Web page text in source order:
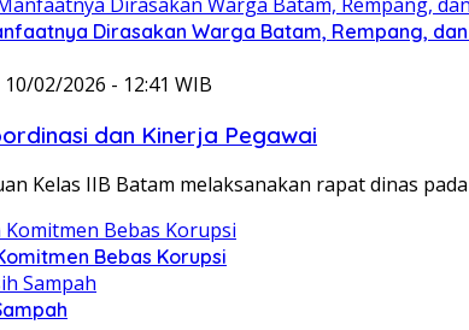
Dirasakan Warga Batam, Rempang,
10/02/2026 - 12:41 WIB
dan Kinerja Pegawai
Kelas IIB Batam melaksanakan rapat dinas
Bebas Korupsi